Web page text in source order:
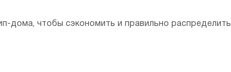
дома, чтобы сэкономить и правильно распределить